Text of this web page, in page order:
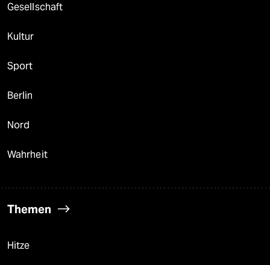
Gesellschaft
Kultur
Sport
Berlin
Nord
Wahrheit
Themen
Hitze